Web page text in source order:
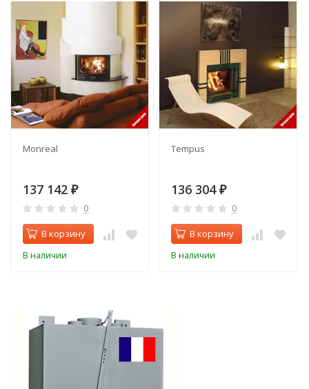
Monreal
137 142 ₽
0
В корзину
В наличии
Tempus
136 304 ₽
0
В корзину
В наличии